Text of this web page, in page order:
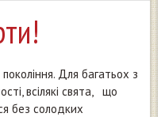
Для багатьох з
всілякі свята, що
без солодких